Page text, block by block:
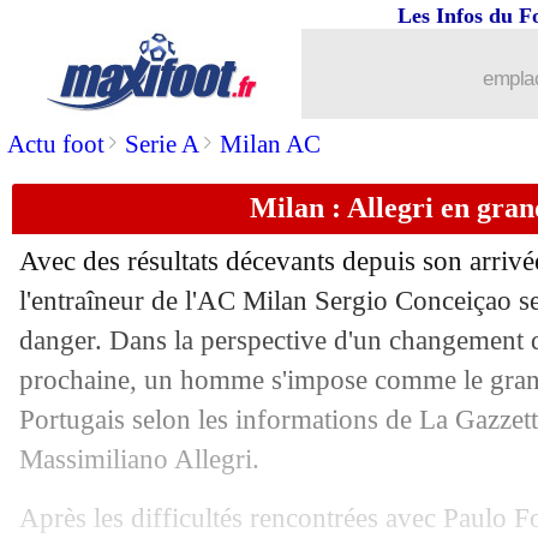
Actu foot> Serie A> Milan AC
Les Infos du
Milan : Allegri en
Avec des résultats décevants depuis son
l'entraîneur de l'AC Milan Sergio Conceiçao
danger. Dans la perspective d'un changement
prochaine, un homme s'impose comme le
Portugais selon les informations de La
Massimiliano Allegri.
Après les difficultés rencontrées avec Paulo
: le Paris FC bat Lorient !
08/03 Athletic: Nico Williams rêve de la C3
08/03 Real: Francfort très attentif pour
08/03 Lyon: Mata parle de l'absence de
08/03 Man Utd : Onana confiant pour Yoro
08/03 Real: Valverde, Ancelotti répond sur
Dortmund : Guirassy encensé par